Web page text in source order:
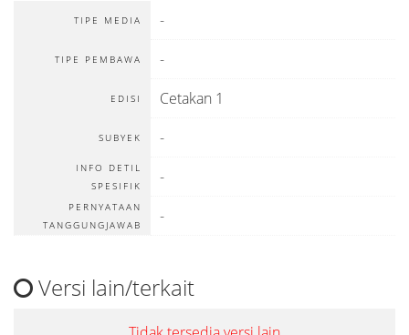
TIPE MEDIA -
TIPE PEMBAWA -
EDISI Cetakan 1
SUBYEK -
INFO DETIL
SPESIFIK
-
PERNYATAAN
TANGGUNGJAWAB
-
Versi lain/terkait